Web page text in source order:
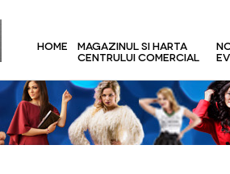
HOME
MAGAZINUL SI HARTA
CENTRULUI COMERCIAL